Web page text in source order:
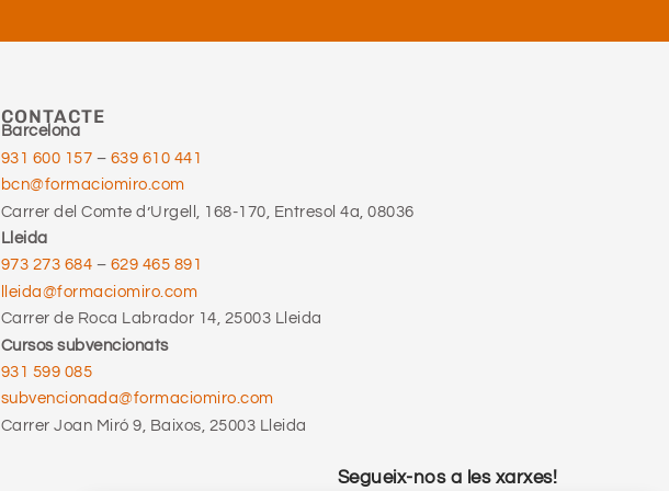
CONTACTE
Barcelona
931 600 157 – 639 610 441
bcn@formaciomiro.com
Carrer del Comte d’Urgell, 168-170, Entresol 4a, 08036
Lleida
973 273 684 – 629 465 891
lleida@formaciomiro.com
Carrer de Roca Labrador 14, 25003 Lleida
Cursos subvencionats
931 599 085
subvencionada@formaciomiro.com
Carrer Joan Miró 9, Baixos, 25003 Lleida
Segueix-nos a les xarxes!